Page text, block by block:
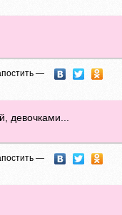
—
девочками...
—